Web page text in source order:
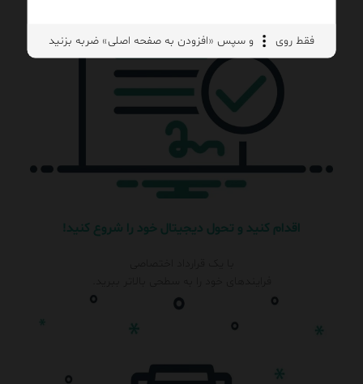
فقط روی و سپس «افزودن به صفحه اصلی» ضربه بزنید
اقدام کنید و تحول دیجیتال خود را شروع کنید!